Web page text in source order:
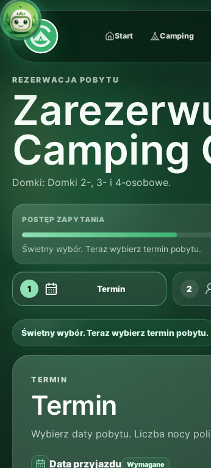
Start Camping
REZERWACJA POBYTU
Camping
Domki: Domki 2-, 3- i 4-osobowe.
POSTĘP ZAPYTANIA
Świetny wybór. Teraz wybierz termin pobytu.
1 Termin 2
Świetny wybór. Teraz wybierz termin pobytu.
TERMIN
Termin
Wybierz daty pobytu. Liczba nocy
Data przyjazdu Wymagane